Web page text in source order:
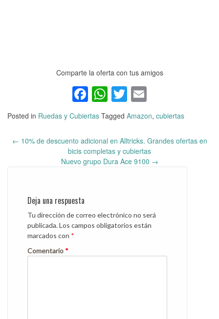
Comparte la oferta con tus amigos
Facebook
WhatsApp
Twitter
Posted in Ruedas y Cubiertas Tagged Amazon, cubiertas
← 10% de descuento adicional en Alltricks. Grandes ofertas en
bicis completas y cubiertas
Nuevo grupo Dura Ace 9100 →
Deja una respuesta
Tu dirección de correo electrónico no será
publicada.Los campos obligatorios están
marcados con *
Comentario *